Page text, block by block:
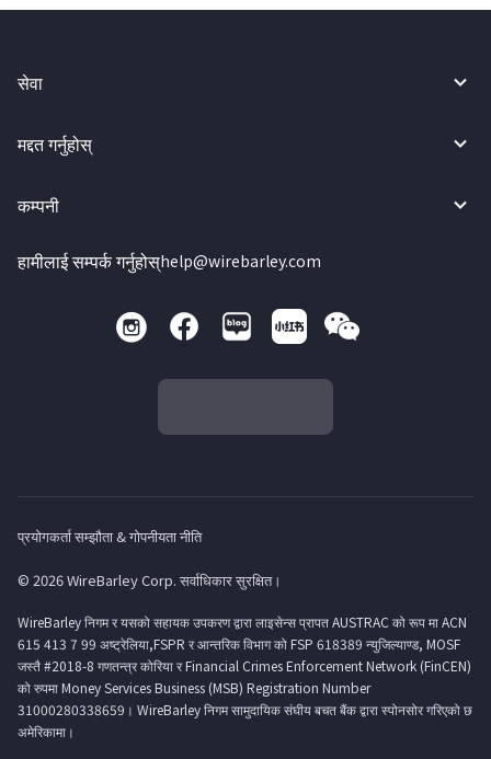
सेवा
मद्दत गर्नुहोस्
कम्पनी
हामीलाई सम्पर्क गर्नुहोस्help@wirebarley.com
प्रयोगकर्ता सम्झौता & गोपनीयता नीति
© 2026 WireBarley Corp. सर्वाधिकार सुरक्षित।
WireBarley निगम र यसको सहायक उपकरण द्वारा लाइसेन्स प्रापत AUSTRAC को रूप मा ACN
615 413 7 99 अष्ट्रेलिया,FSPR र आन्तरिक विभाग को FSP 618389 न्युजिल्याण्ड, MOSF
जस्तै #2018-8 गणतन्त्र कोरिया र Financial Crimes Enforcement Network (FinCEN)
को रुपमा Money Services Business (MSB) Registration Number
31000280338659। WireBarley निगम सामुदायिक संघीय बचत बैंक द्वारा स्पोनसोर गरिएको छ
अमेरिकामा।